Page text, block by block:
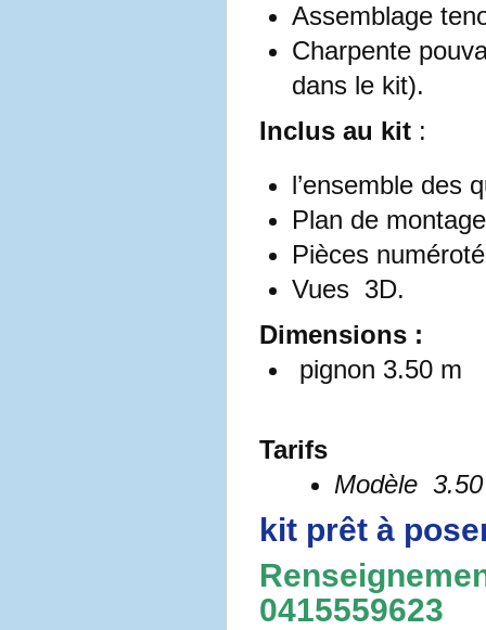
Assemblage
Charpente
dans le kit).
Inclus au kit:
l’ensemble des
Plan de
Pièces
Vues 3D.
Dimensions :
pignon 3.50 m
Tarifs
Modèle
kit prêt à
0415559623